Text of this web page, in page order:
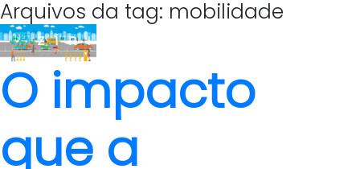
Arquivos da tag: mobilidade
O impacto
que a